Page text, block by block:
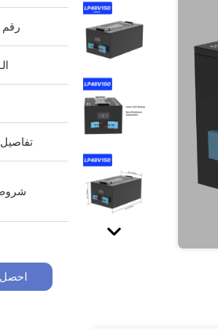
رقم
الـ MOQ:
تفاصيل
شروط